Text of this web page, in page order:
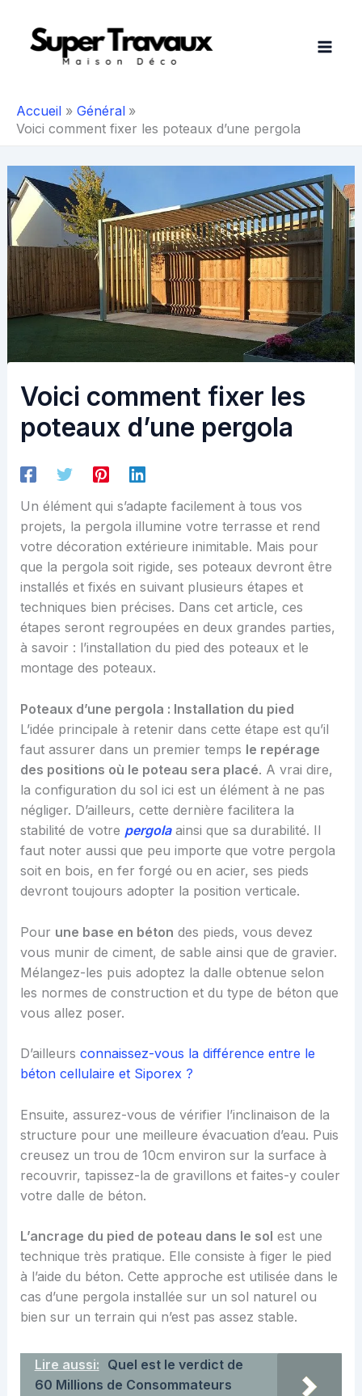
contenu
Accueil
Général
Voici comment fixer les poteaux d’une pergola
Voici comment fixer les
poteaux d’une pergola
Un élément qui s’adapte facilement à tous vos
projets, la pergola illumine votre terrasse et rend
votre décoration extérieure inimitable. Mais pour
que la pergola soit rigide, ses poteaux devront être
installés et fixés en suivant plusieurs étapes et
techniques bien précises. Dans cet article, ces
étapes seront regroupées en deux grandes parties,
à savoir : l’installation du pied des poteaux et le
montage des poteaux.
Poteaux d’une pergola : Installation du pied
L’idée principale à retenir dans cette étape est qu’il
faut assurer dans un premier temps le repérage
des positions où le poteau sera placé. A vrai dire,
la configuration du sol ici est un élément à ne pas
négliger. D’ailleurs, cette dernière facilitera la
stabilité de votre pergolaainsi que sa durabilité. Il
faut noter aussi que peu importe que votre pergola
soit en bois, en fer forgé ou en acier, ses pieds
devront toujours adopter la position verticale.
Pour une base en béton des pieds, vous devez
vous munir de ciment, de sable ainsi que de gravier.
Mélangez-les puis adoptez la dalle obtenue selon
les normes de construction et du type de béton que
vous allez poser.
D’ailleurs connaissez-vous la différence entre le
béton cellulaire et Siporex ?
Ensuite, assurez-vous de vérifier l’inclinaison de la
structure pour une meilleure évacuation d’eau. Puis
creusez un trou de 10cm environ sur la surface à
recouvrir, tapissez-la de gravillons et faites-y couler
votre dalle de béton.
L’ancrage du pied de poteau dans le sol est une
technique très pratique. Elle consiste à figer le pied
à l’aide du béton. Cette approche est utilisée dans le
cas d’une pergola installée sur un sol naturel ou
bien sur un terrain qui n’est pas assez stable.
Lire aussi: Quel est le verdict de
60 Millions de Consommateurs